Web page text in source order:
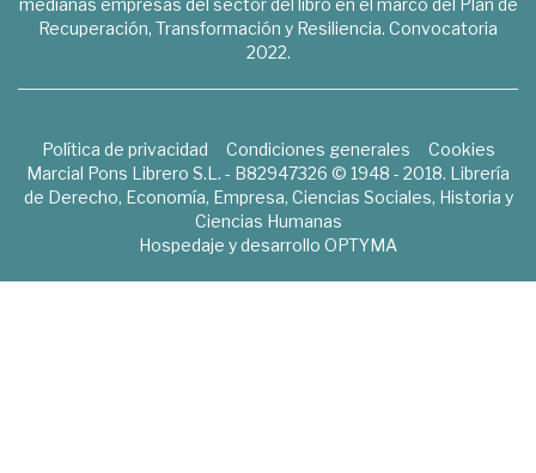
medianas empresas del sector del libro en el marco del Plan de
Recuperación, Transformación y Resiliencia. Convocatoria
2022.
Política de privacidad Condiciones generales
Cookies
Marcial Pons Librero S.L. - B82947326 © 1948 - 2018. Librería
de Derecho, Economía, Empresa, Ciencias Sociales, Historia y
Ciencias Humanas
Hospedaje y desarrollo OPTYMA